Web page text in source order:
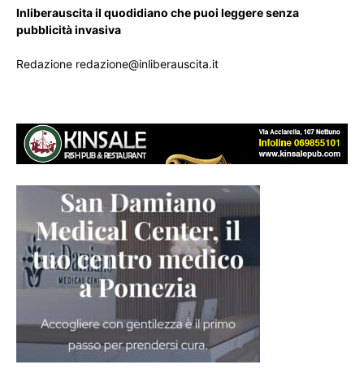
Inliberauscita il quodidiano che puoi leggere senza
pubblicità invasiva
Redazione redazione@inliberauscita.it